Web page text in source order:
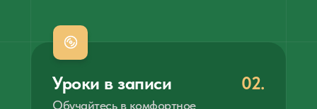
Обучайтесь в комфортное
02.
Уроки в записи